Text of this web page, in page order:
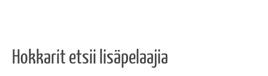
Hokkarit etsii lisäpelaajia